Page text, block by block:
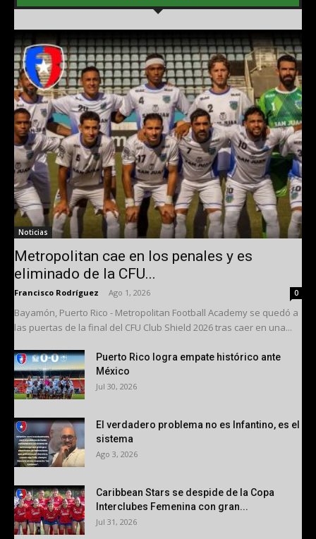
Noticias
Metropolitan cae en los penales y es
eliminado de la CFU...
Francisco Rodríguez Ago 1, 2026 0
Bayamón, Puerto Rico - Metropolitan Football Academy se quedó a
las puertas de la final del CFU Club Shield 2026 tras caer en una...
Puerto Rico logra empate histórico ante
México
Jul 30, 2026
El verdadero problema no es Infantino, es el
sistema
Ago 3, 2026
Caribbean Stars se despide de la Copa
Interclubes Femenina con gran...
Jul 31, 2026